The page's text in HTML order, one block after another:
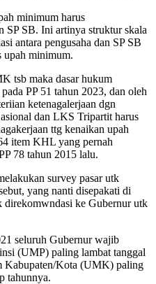
minimum harus
SP SB. Ini artinya struktur skala
antara pengusaha dan SP SB
upah minimum.
tsb maka dasar hukum
PP 51 tahun 2023, dan oleh
ketenagalerjaan dgn
dan LKS Tripartit harus
ttg kenaikan upah
item KHL yang pernah
78 tahun 2015 lalu.
survey pasar utk
yang nanti disepakati di
direkomwndasi ke Gubernur utk
seluruh Gubernur wajib
(UMP) paling lambat tanggal
Kabupaten/Kota (UMK) paling
tahunnya.